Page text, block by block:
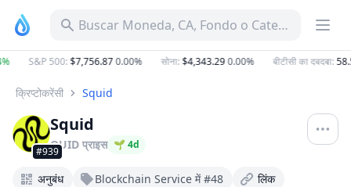
Buscar Moneda, CA, Fondo o Categoría
S&P 500:$7,756.870.00% सोना:$4,343.290.00% बीटीसी का दबदबा:
क्रिप्टोकरेंसी Squid
#939
Squid
QUID प्राइस 🌱 4d
अनुबंध Blockchain Service में #48 लिंक